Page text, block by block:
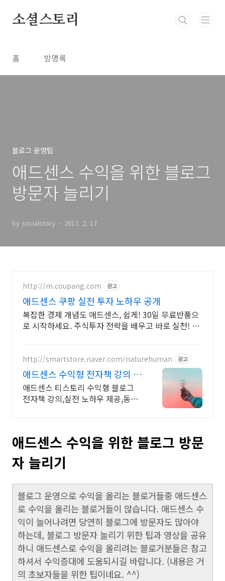
소셜스토리
홈 방명록
블로그 운영팁
애드센스 수익을 위한 블로그
방문자 늘리기
by socialstory 2017. 2. 17.
http://m.coupang.com 광고
애드센스 쿠팡 실전 투자 노하우 공개
복잡한 경제 개념도 애드센스, 쉽게! 30일 무료반품으
로 시작하세요. 주식투자 전략을 배우고 바로 실천! 오
http://smartstore.naver.com/naturehuman 광고
애드센스 수익형 전자책 강의 월
100만원 고정 수익발생!
애드센스 티스토리 수익형 블로그
전자책 강의,실전 노하우 제공,동영
애드센스 수익을 위한 블로그 방문
자 늘리기
블로그 운영으로 수익을 올리는 블로거들중 애드센스
로 수익을 올리는 블로거들이 많습니다. 애드센스 수
익이 늘어나려면 당연히 블로그에 방문자도 많아야
하는데, 블로그 방문자 늘리기 위한 팁과 영상을 공유
하니 애드센스로 수익을 올리려는 블로거분들은 참고
하셔서 수익증대에 도움되시길 바랍니다. (내용은 거
의 초보자들을 위한 팁이네요. ^^)